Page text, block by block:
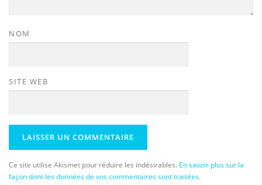
NOM
SITE WEB
Ce site utilise Akismet pour réduire les indésirables. En savoir plus sur la
façon dont les données de vos commentaires sont traitées.